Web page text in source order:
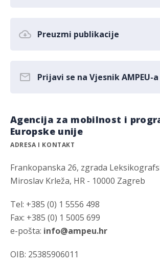
Preuzmi publikacije
Prijavi se na Vjesnik AMPEU-a
Agencija za mobilnost i
Europske unije
ADRESA I KONTAKT
Frankopanska 26, zgrada
Miroslav Krleža, HR - 10000 Zagreb
Tel: +385 (0) 1 5556 498
Fax: +385 (0) 1 5005 699
e-pošta: info@ampeu.hr
OIB: 25385906011